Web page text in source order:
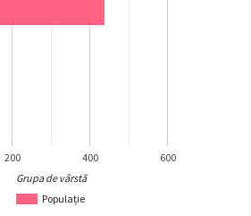
438
45.34%
144